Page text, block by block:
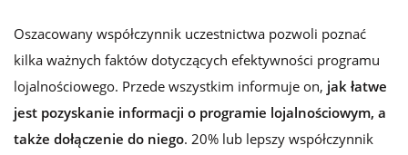
Oszacowany współczynnik uczestnictwa pozwoli poznać
kilka ważnych faktów dotyczących efektywności programu
lojalnościowego. Przede wszystkim informuje on, jak łatwe
jest pozyskanie informacji o programie lojalnościowym, a
także dołączenie do niego. 20% lub lepszy współczynnik